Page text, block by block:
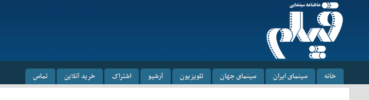
خانه سینمای ایران سینمای جهان تلویزیون آرشیو اشتراک خرید آنلاین تماس